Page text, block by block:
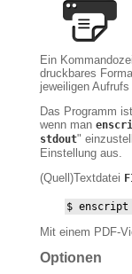
Ein
druckbares
jeweiligen Aufrufs
Das Programm
wenn man
stdout"
Einstellung aus.
(Quell)Textdatei
$
Mit einem PDF-
Optionen